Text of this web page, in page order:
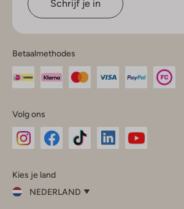
Schrijf je in
Betaalmethodes
Volg ons
InstagramFacebook
Kies je land
NEDERLAND